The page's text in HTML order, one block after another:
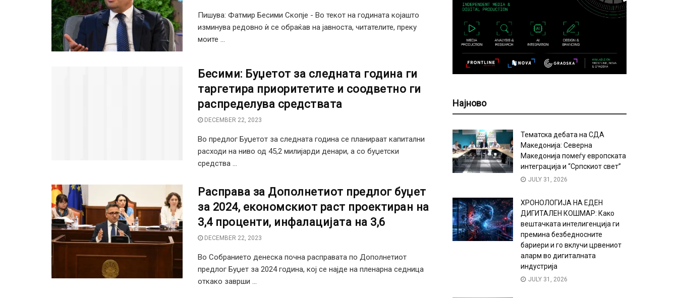
Пишува: Фатмир Бесими Скопје - Во текот на годината којашто
изминува редовно ѝ се обраќав на јавноста, читателите, преку
моите ...
Бесими: Буџетот за следната година ги
таргетира приоритетите и соодветно ги
распределува средствата
DECEMBER 22, 2023
Во предлог Буџетот за следната година се планираат капитални
расходи на ниво од 45,2 милијарди денари, а со буџетски
средства ...
Расправа за Дополнетиот предлог буџет
за 2024, економскиот раст проектиран на
3,4 проценти, инфалацијата на 3,6
DECEMBER 22, 2023
Во Собранието денеска почна расправата по Дополнетиот
предлог Буџет за 2024 година, кој се најде на пленарна седница
откако заврши ...
Најново
Тематска дебата на СДА
Македонија: Северна
Македонија помеѓу европската
интеграција и “Српскиот свет”
JULY 31, 2026
ХРОНОЛОГИЈА НА ЕДЕН
ДИГИТАЛЕН КОШМАР: Како
вештачката интелигенција ги
премина безбедносните
бариери и го вклучи црвениот
аларм во дигиталната
индустрија
JULY 31, 2026